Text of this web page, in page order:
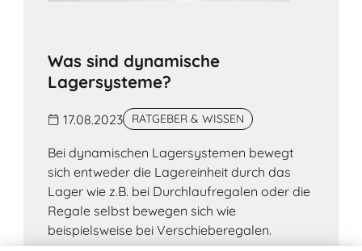
Was sind dynamische
Lagersysteme?
17.08.2023 RATGEBER & WISSEN
Bei dynamischen Lagersystemen bewegt
sich entweder die Lagereinheit durch das
Lager wie z.B. bei Durchlaufregalen oder die
Regale selbst bewegen sich wie
beispielsweise bei Verschieberegalen.